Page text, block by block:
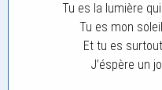
Tu es la lumière
Tu es mon
Et tu es
J’éspère un